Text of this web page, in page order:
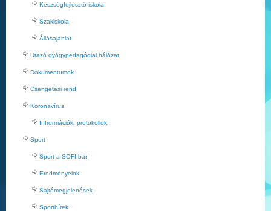
Készségfejlesztő iskola
Szakiskola
Állásajánlat
Utazó gyógypedagógiai hálózat
Dokumentumok
Csengetési rend
Koronavírus
Infrormációk, protokollok
Sport
Sport a SOFI-ban
Eredményeink
Sajtómegjelenések
Sporthírek